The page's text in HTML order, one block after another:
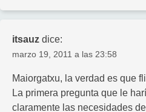
itsauz dice:
marzo 19, 2011 a las 23:58
Maiorgatxu, la verdad es que
La primera pregunta que le
claramente las necesidades